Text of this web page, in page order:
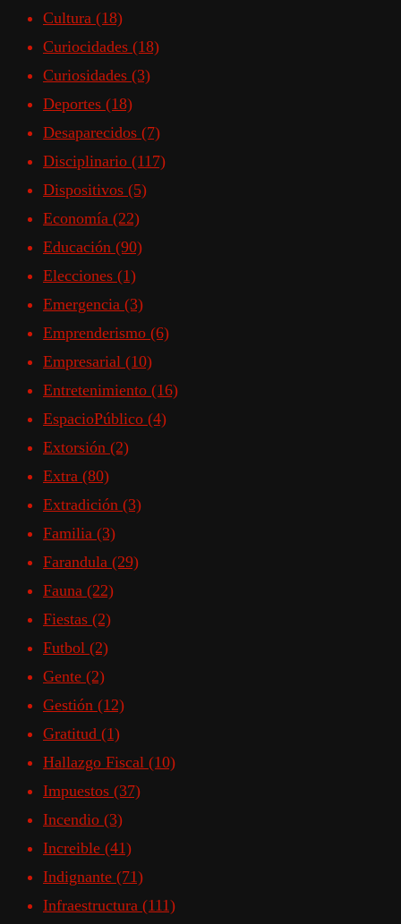
Cultura (18)
Curiocidades (18)
Curiosidades (3)
Deportes (18)
Desaparecidos (7)
Disciplinario (117)
Dispositivos (5)
Economía (22)
Educación (90)
Elecciones (1)
Emergencia (3)
Emprenderismo (6)
Empresarial (10)
Entretenimiento (16)
EspacioPúblico (4)
Extorsión (2)
Extra (80)
Extradición (3)
Familia (3)
Farandula (29)
Fauna (22)
Fiestas (2)
Futbol (2)
Gente (2)
Gestión (12)
Gratitud (1)
Hallazgo Fiscal (10)
Impuestos (37)
Incendio (3)
Increible (41)
Indignante (71)
Infraestructura (111)